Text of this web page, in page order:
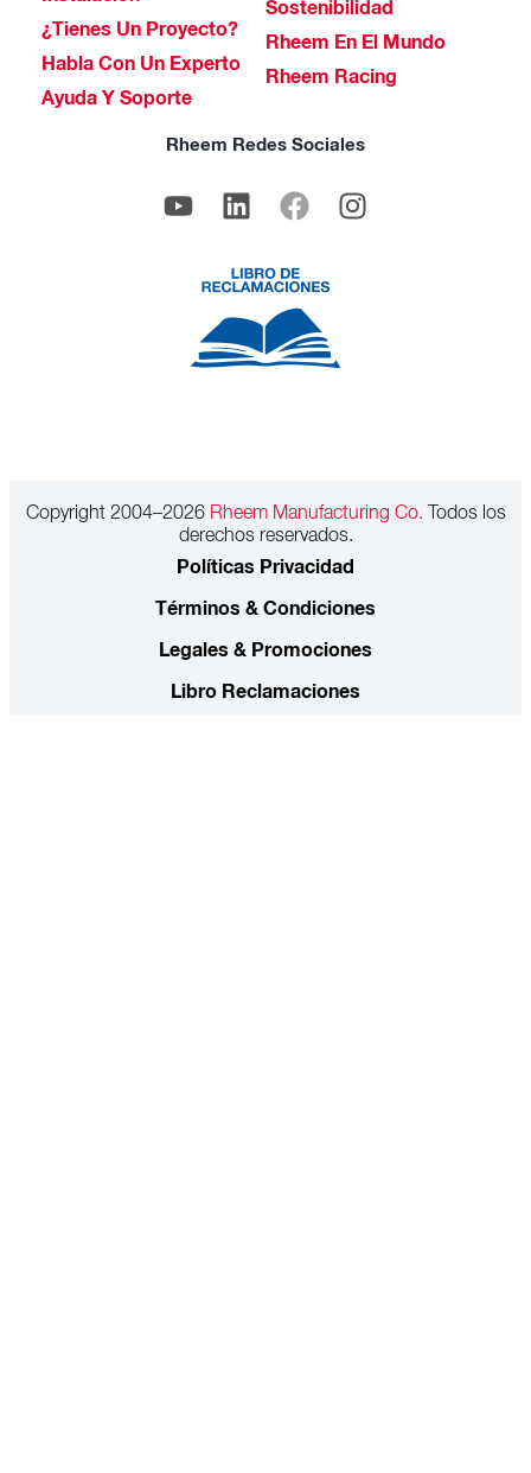
¿Tienes Un Proyecto?
Habla Con Un Experto
Ayuda Y Soporte
Sostenibilidad
Rheem En El Mundo
Rheem Racing
Rheem Redes Sociales
Copyright 2004–2026Rheem Manufacturing Co. Todos los
derechos reservados.
Políticas Privacidad
Términos & Condiciones
Legales & Promociones
Libro Reclamaciones